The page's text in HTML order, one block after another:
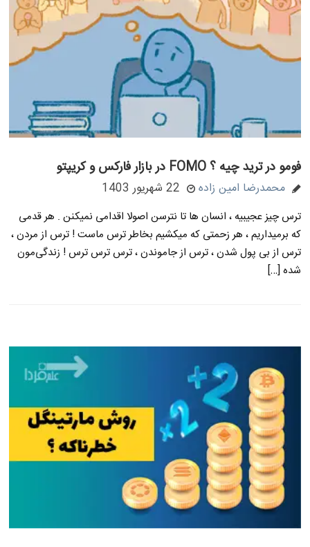
فومو در ترید چیه ؟ FOMO در بازار فارکس و کریپتو
محمدرضا امین زاده 22 شهریور 1403
ترس چیز عجیبیه ، انسان ها تا نترسن اصولا اقدامی نمیکنن . هر قدمی
که برمیداریم ، هر زحمتی که میکشیم بخاطر ترس ماست ! ترس از مردن ،
ترس از بی پول شدن ، ترس از جاموندن ، ترس ترس ترس ! زندگی‌مون
شده […]